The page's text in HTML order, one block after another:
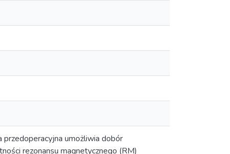
umożliwia dobór
rezonansu magnetycznego (RM)